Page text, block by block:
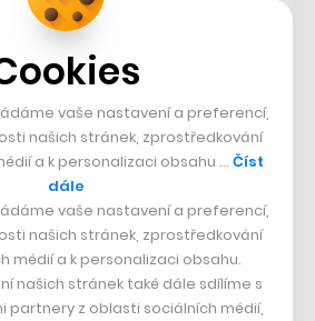
Reality Check
vaše nastavení a preferencí,
našich stránek, zprostředkování
a k personalizaci obsahu … Číst
dále
vaše nastavení a preferencí,
našich stránek, zprostředkování
médií a k personalizaci obsahu.
našich stránek také dále sdílíme s
partnery z oblasti sociálních médií,